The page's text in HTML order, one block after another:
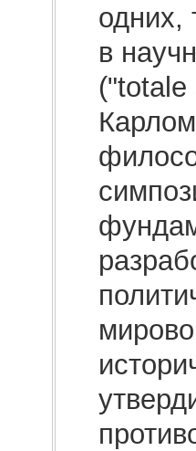
одних,
в